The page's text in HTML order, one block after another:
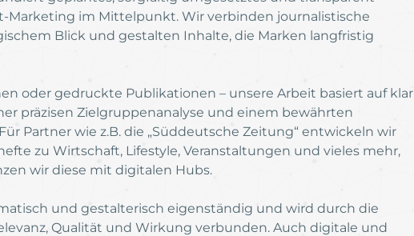
Marketing im Mittelpunkt. Wir verbinden journalistische
Blick und gestalten Inhalte, die Marken langfristig
oder gedruckte Publikationen – unsere Arbeit basiert auf klar
präzisen Zielgruppenanalyse und einem bewährten
Partner wie z.B. die „Süddeutsche Zeitung“ entwickeln wir
zu Wirtschaft, Lifestyle, Veranstaltungen und vieles mehr,
wir diese mit digitalen Hubs.
und gestalterisch eigenständig und wird durch die
Qualität und Wirkung verbunden. Auch digitale und